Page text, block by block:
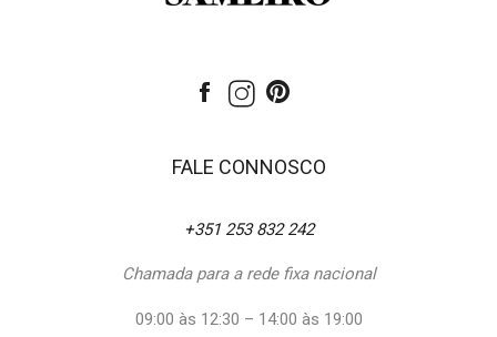
FALE CONNOSCO
+351 253 832 242
Chamada para a rede fixa nacional
09:00 às 12:30 – 14:00 às 19:00